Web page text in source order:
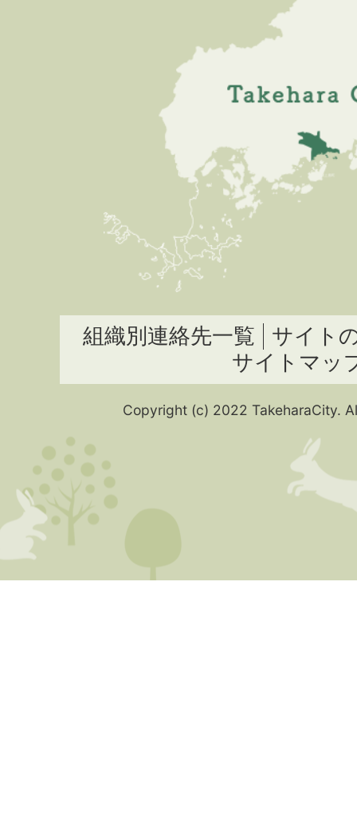
組織別連絡先一覧
サイト
サイトマッ
Copyright (c) 2022 TakeharaCity.